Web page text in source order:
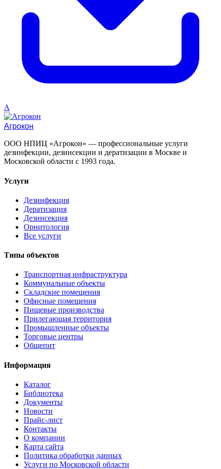
A
Агрокон
ООО НПИЦ «Агрокон» — профессиональные услуги
дезинфекции, дезинсекции и дератизации в Москве и
Московской области с 1993 года.
Услуги
Дезинфекция
Дератизация
Дезинсекция
Орнитология
Все услуги
Типы объектов
Транспортная инфраструктура
Коммунальные объекты
Складские помещения
Офисные помещения
Пищевые производства
Прилегающая территория
Промышленные объекты
Торговые центры
Общепит
Информация
Каталог
Библиотека
Документы
Новости
Прайс-лист
Контакты
О компании
Карта сайта
Политика обработки данных
Услуги по Московской области